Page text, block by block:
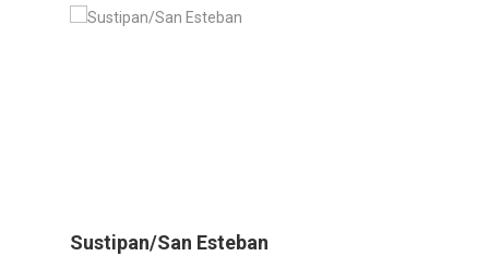
Sustipan/San Esteban